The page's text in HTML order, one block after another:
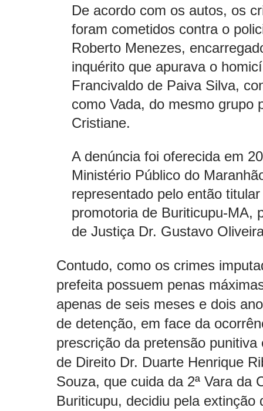
De acordo com os autos, os
foram cometidos contra o
Roberto Menezes,
inquérito que apurava o
Francivaldo de Paiva Silva,
como Vada, do mesmo grupo
Cristiane.
A denúncia foi oferecida em
Ministério Público do
representado pelo então
promotoria de Buriticupu-MA,
de Justiça Dr. Gustavo
Contudo, como os crimes
prefeita possuem penas
apenas de seis meses e dois
de detenção, em face da
prescrição da pretensão punitiva
de Direito Dr. Duarte Henrique
Souza, que cuida da 2ª Vara da
Buriticupu, decidiu pela extinção